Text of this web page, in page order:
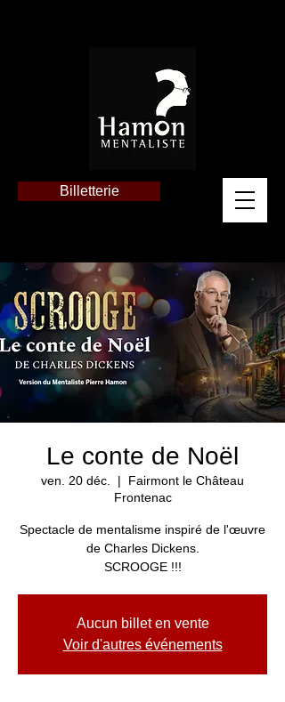
Billetterie
Le conte de Noël
ven. 20 déc.
  |
Fairmont le Château
Frontenac
Spectacle de mentalisme inspiré de l'œuvre
de Charles Dickens.
SCROOGE !!!
Aucun billet en vente
Voir d'autres événements